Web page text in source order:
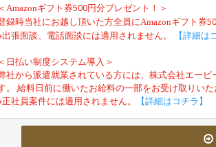
＜ Amazonギフト券500円分プレゼント！＞
録時当社にお越し頂いた方全員にAmazonギフト券
出張面談、電話面談には適用されません。
【詳細は
＜日払い制度システム導入＞
社から派遣就業されている方には、株式会社エー
。 給料日前に働いたお給料の一部をお受け取りいた
正社員案件には適用されません。
【詳細はコチラ】